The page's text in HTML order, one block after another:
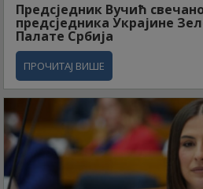
Предсједник Вучић
предсједника Украјине
Палате Србија
ПРОЧИТАЈ ВИШЕ